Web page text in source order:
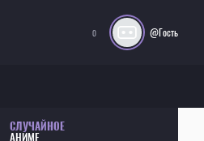
0 @Гость
СЛУЧАЙНОЕ
АНИМЕ